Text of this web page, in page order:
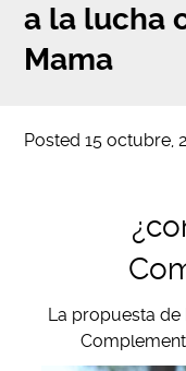
a la lucha
Mama
Posted15 octubre,
La propuesta de